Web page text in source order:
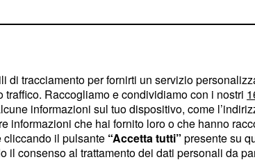
di tracciamento per fornirti un servizio
Raccogliamo e condividiamo con i nostri
informazioni sul tuo dispositivo, come
informazioni che hai fornito loro o che hanno
cliccando il pulsante “Accetta tutti” presente su
il consenso al trattamento dei dati personali da